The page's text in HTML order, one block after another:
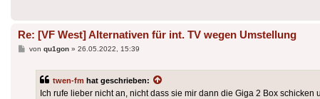
Re: [VF West] Alternativen für int. TV wegen Umstellung
Beitrag
von qu1gon» 26.05.2022, 15:39
twen-fm hat geschrieben:
Ich rufe lieber nicht an, nicht dass sie mir dann die Giga 2 Box